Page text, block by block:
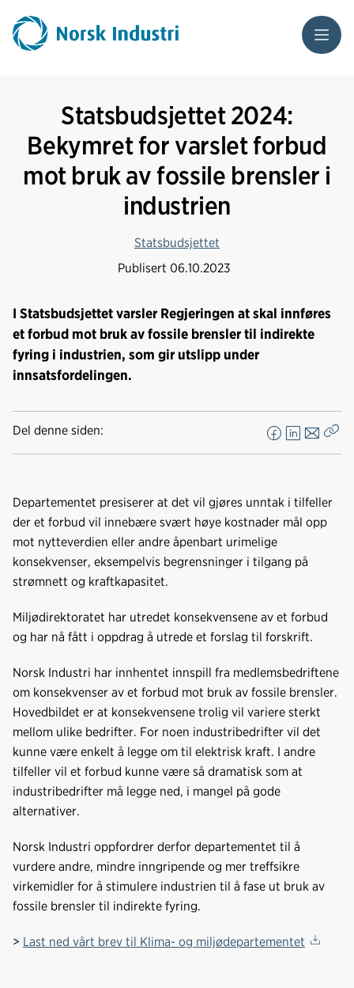
Meny
Statsbudsjettet 2024:
Bekymret for varslet forbud
mot bruk av fossile brensler i
industrien
Statsbudsjettet
Publisert 06.10.2023
I Statsbudsjettet varsler Regjeringen at skal innføres
et forbud mot bruk av fossile brensler til indirekte
fyring i industrien, som gir utslipp under
innsatsfordelingen.
Del denne siden:
F
a
e
b
o
k
L
i
k
e
n
E
-
o
s
Departementet presiserer at det vil gjøres unntak i tilfeller
der et forbud vil innebære svært høye kostnader mål opp
mot nytteverdien eller andre åpenbart urimelige
konsekvenser, eksempelvis begrensninger i tilgang på
strømnett og kraftkapasitet.
Miljødirektoratet har utredet konsekvensene av et forbud
og har nå fått i oppdrag å utrede et forslag til forskrift.
Norsk Industri har innhentet innspill fra medlemsbedriftene
om konsekvenser av et forbud mot bruk av fossile brensler.
Hovedbildet er at konsekvensene trolig vil variere sterkt
mellom ulike bedrifter. For noen industribedrifter vil det
kunne være enkelt å legge om til elektrisk kraft. I andre
tilfeller vil et forbud kunne være så dramatisk som at
industribedrifter må legge ned, i mangel på gode
alternativer.
Norsk Industri oppfordrer derfor departementet til å
vurdere andre, mindre inngripende og mer treffsikre
virkemidler for å stimulere industrien til å fase ut bruk av
fossile brensler til indirekte fyring.
> Last ned vårt brev til Klima- og miljødepartementet